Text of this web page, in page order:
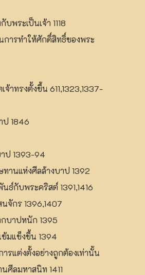
ระเป็นเจ้า 1118
รทำให้ศักดิ์สิทธิ์ของพระ
ทรงตั้งขึ้น 611,1323,1337-
1846
1393-94
นแห่งศีลล้างบาป 1392
บพระคริสต์ 1391,1416
กร 1396,1407
าปหนัก 1395
แข็งขึ้น 1394
รแต่งตั้งอย่างถูกต้องเท่านั้น
ศีลมหาสนิท 1411